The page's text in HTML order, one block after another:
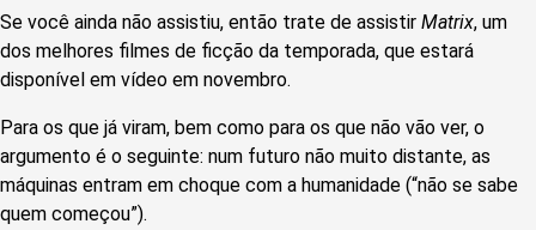
Se você ainda não assistiu, então trate de assistir Matrix, um
dos melhores filmes de ficção da temporada, que estará
disponível em vídeo em novembro.
Para os que já viram, bem como para os que não vão ver, o
argumento é o seguinte: num futuro não muito distante, as
máquinas entram em choque com a humanidade (“não se sabe
quem começou”).